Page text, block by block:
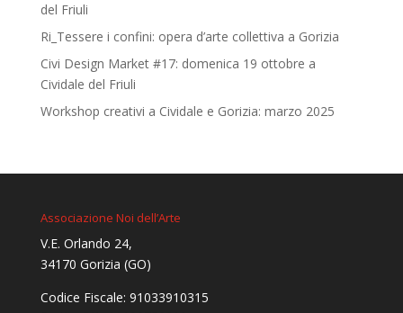
del Friuli
Ri_Tessere i confini: opera d’arte collettiva a Gorizia
Civi Design Market #17: domenica 19 ottobre a
Cividale del Friuli
Workshop creativi a Cividale e Gorizia: marzo 2025
Associazione Noi dell’Arte
V.E. Orlando 24,
34170 Gorizia (GO)
Codice Fiscale: 91033910315